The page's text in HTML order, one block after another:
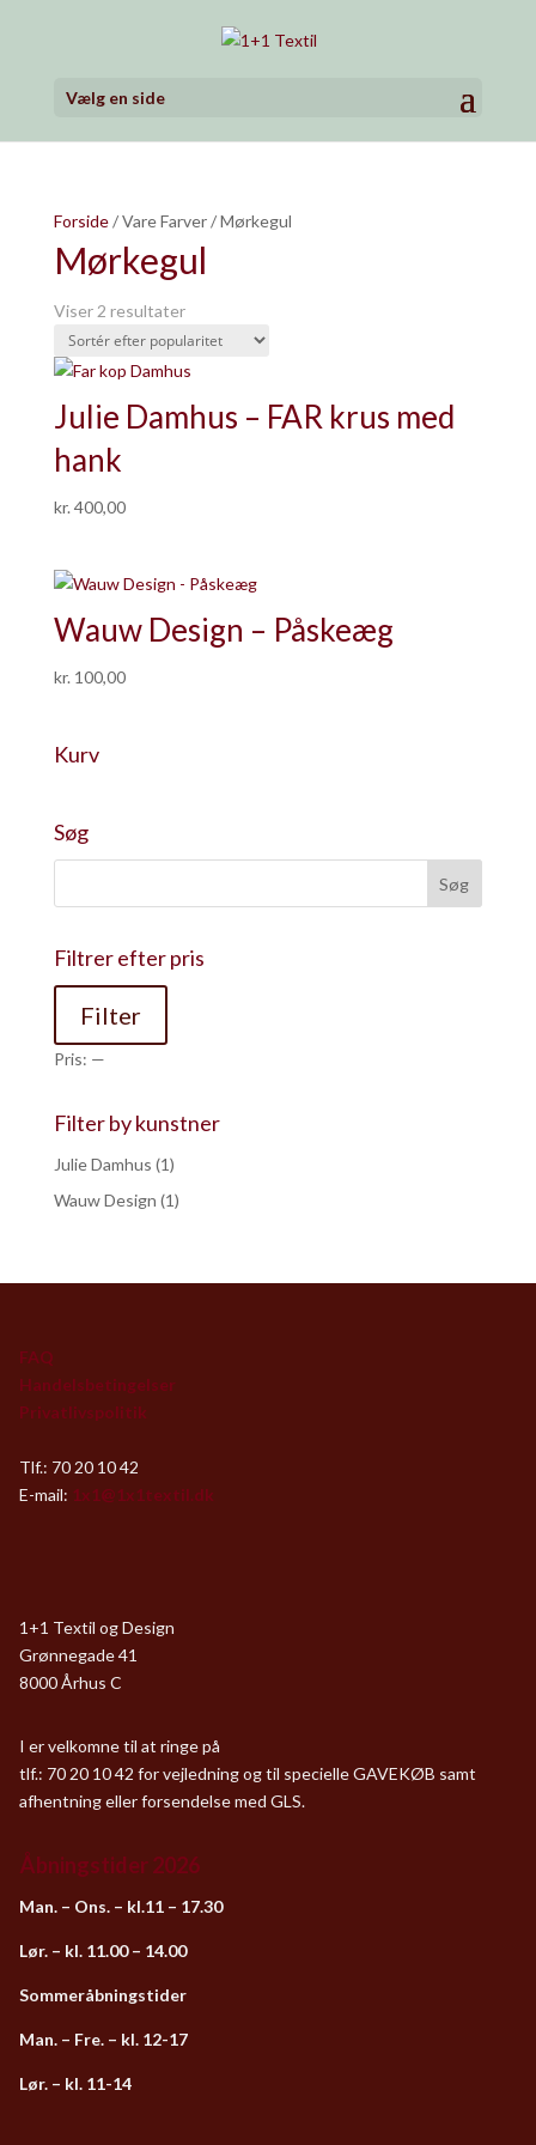
Vælg en side
Forside/ Vare Farver / Mørkegul
Mørkegul
Viser 2 resultaterSorteret
efter
popularitet
Julie Damhus – FAR krus med
hank
kr. 400,00
Wauw Design – Påskeæg
kr. 100,00
Kurv
Søg
Filtrer efter pris
Filter
Pris: —
Filter by kunstner
Julie Damhus (1)
Wauw Design (1)
FAQ
Handelsbetingelser
Privatlivspolitik
Tlf.: 70 20 10 42
E-mail: 1x1@1x1textil.dk
1+1 Textil og Design
Grønnegade 41
8000 Århus C
I er velkomne til at ringe på
tlf.: 70 20 10 42 for vejledning og til specielle GAVEKØB samt
afhentning eller forsendelse med GLS.
Åbningstider 2026
Man. – Ons. – kl.11 – 17.30
Lør. – kl. 11.00 – 14.00
Sommeråbningstider
Man. – Fre. – kl. 12-17
Lør. – kl. 11-14